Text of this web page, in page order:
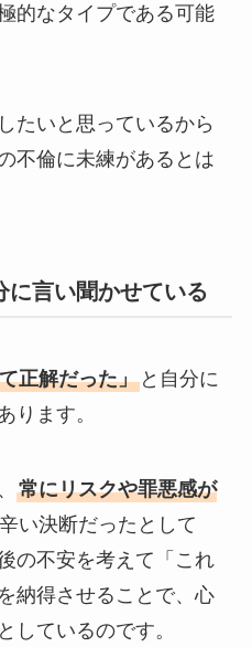
的なタイプである可能
たいと思っているから
不倫に未練があるとは
に言い聞かせている
正解だった」と自分に
ります。
常にリスクや罪悪感が
い決断だったとして
の不安を考えて「これ
納得させることで、心
しているのです。